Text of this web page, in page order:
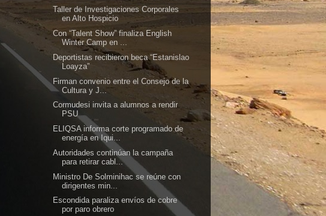
Taller de Investigaciones Corporales
en Alto Hospicio
Con “Talent Show” finaliza English
Winter Camp en ...
Deportistas recibieron beca “Estanislao
Loayza”
Firman convenio entre el Consejo de la
Cultura y J...
Cormudesi invita a alumnos a rendir
PSU
ELIQSA informa corte programado de
energía en Iqui...
Autoridades continúan la campaña
para retirar cabl...
Ministro De Solminihac se reúne con
dirigentes min...
Escondida paraliza envíos de cobre
por paro obrero